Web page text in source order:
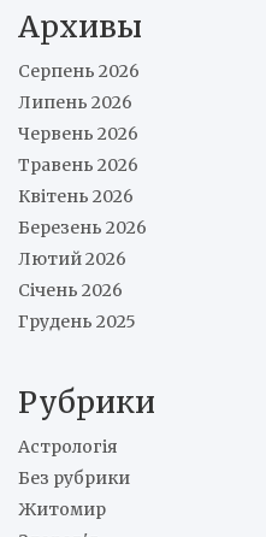
Архивы
Серпень 2026
Липень 2026
Червень 2026
Травень 2026
Квітень 2026
Березень 2026
Лютий 2026
Січень 2026
Грудень 2025
Рубрики
Астрологія
Без рубрики
Житомир